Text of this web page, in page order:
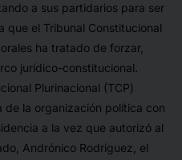
a sus partidarios para ser
que el Tribunal Constitucional
ha tratado de forzar,
jurídico-constitucional.
Plurinacional (TCP)
de la organización política con
a la vez que autorizó al
Andrónico Rodríguez, el